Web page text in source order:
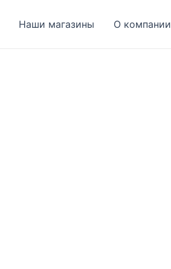
Наши магазины О компании